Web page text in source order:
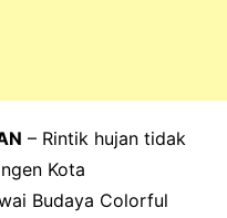
– Rintik hujan tidak
Kota
Budaya Colorful